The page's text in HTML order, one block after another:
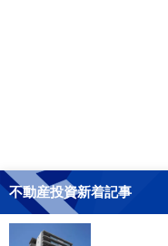
不動産投資新着記事